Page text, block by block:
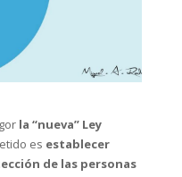
la “nueva” Ley
es establecer
de las personas